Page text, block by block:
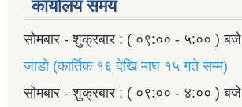
कार्यालय समय
सोमबार - शुक्रबार : ( ०९:०० - ५:०० ) बजे
जाडो (कार्तिक १६ देखि माघ १५ गते सम्म)
सोमबार - शुक्रबार : ( ०९:०० - ४:०० ) बजे